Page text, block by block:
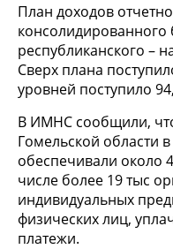
План доходов
консолидированного
республиканского –
Сверх плана
уровней поступило
В ИМНС сообщили,
Гомельской области
обеспечивали около
числе более 19 тыс
индивидуальных
физических лиц,
платежи.